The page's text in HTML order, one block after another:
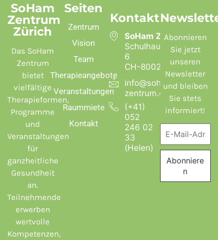
SoHam
Zentrum
Zürich
Das SoHam
Zentrum
bietet
vielfältige
Therapieformen,
Programme
und
Veranstaltungen
für
ganzheitliche
Gesundheit
an.
Teilnehmende
erwerben
wertvolle
Kompetenzen,
Seiten
Zentrum
Vision
Team
Therapieangebote
Veranstaltungen
Raummiete
Kontakt
Kontakt
SoHam Zentrum
Schulhausstrasse
6
CH-8002 Zürich
info@soham-
zentrum.ch
(+41)
052
246 02
33
(Helen)
Abonnieren
Sie jetzt
unseren
Newsletter
und bleiben
Sie stets
informiert!